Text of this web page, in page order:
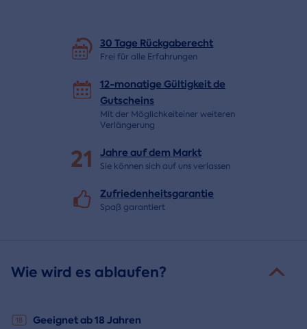
30 Tage Rückgaberecht
Frei für alle Erfahrungen
12-monatige Gültigkeit de
Gutscheins
Mit der Möglichkeiteiner weiteren
Verlängerung
21 Jahre auf dem Markt
Sie können sich auf uns verlassen
Zufriedenheitsgarantie
Spaß garantiert
Wie wird es ablaufen?
Geeignet ab 18 Jahren